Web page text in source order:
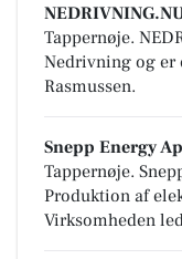
Tappernøje.
Nedrivning og er
Rasmussen.
Snepp Energy
Tappernøje.
Produktion af
Virksomheden